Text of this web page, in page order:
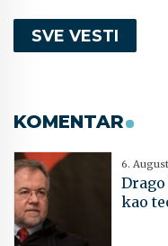
SVE VESTI
KOMENTAR
6.
kao